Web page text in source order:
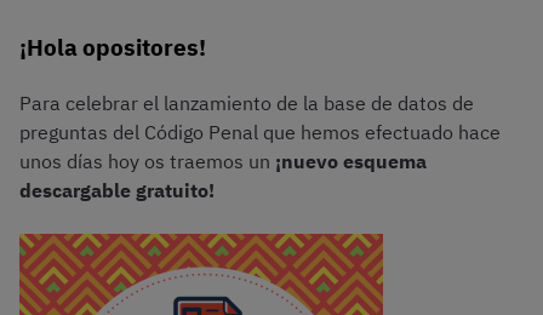
¡Hola opositores!
Para celebrar el lanzamiento de la base de datos de
preguntas del Código Penal que hemos efectuado hace
unos días hoy os traemos un ¡nuevo esquema
descargable gratuito!